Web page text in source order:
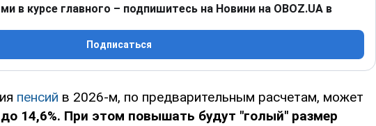
в курсе главного – подпишитесь на Новини на OBOZ.UA в
Подписаться
пенсий в 2026-м, по предварительным расчетам, может
14,6%. При этом повышать будут "голый" размер